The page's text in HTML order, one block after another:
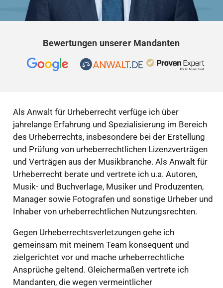
Bewertungen unserer Mandanten
Als Anwalt für Urheberrecht verfüge ich über
jahrelange Erfahrung und Spezialisierung im Bereich
des Urheberrechts, insbesondere bei der Erstellung
und Prüfung von urheberrechtlichen Lizenzverträgen
und Verträgen aus der Musikbranche. Als Anwalt für
Urheberrecht berate und vertrete ich u.a. Autoren,
Musik- und Buchverlage, Musiker und Produzenten,
Manager sowie Fotografen und sonstige Urheber und
Inhaber von urheberrechtlichen Nutzungsrechten.
Gegen Urheberrechtsverletzungen gehe ich
gemeinsam mit meinem Team konsequent und
zielgerichtet vor und mache urheberrechtliche
Ansprüche geltend. Gleichermaßen vertrete ich
Mandanten, die wegen vermeintlicher